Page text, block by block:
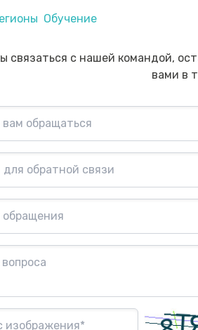
Обучение
связаться с нашей командой,
вами в
блогер»
Посмотреть→